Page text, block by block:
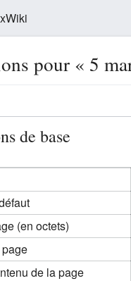
pour « 5
de base
(en octets)
de la page